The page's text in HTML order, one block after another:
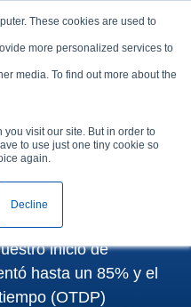
These cookies are used to
more personalized services to
media. To find out more about the
visit our site. But in order to
to use just one tiny cookie so
again.
Decline
el
la entrega
inicio de
hasta un 85% y el
(OTDP)